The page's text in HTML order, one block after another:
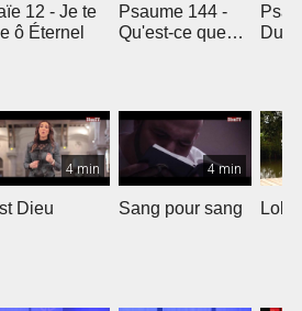
12 - Je te
ô Éternel
Psaume 144 -
Qu'est-ce que
Du
4 min
Dieu
4 min
Sang pour sang Lola